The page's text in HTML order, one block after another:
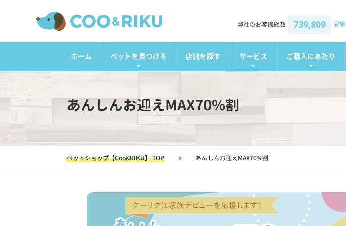
弊社のお客様総数 739,809 家族
ホーム ペットを見つける 店舗を探す サービス ご購入にあたり
あんしんお迎えMAX70%割
ペットショップ【Coo&RIKU】 TOP あんしんお迎えMAX70%割